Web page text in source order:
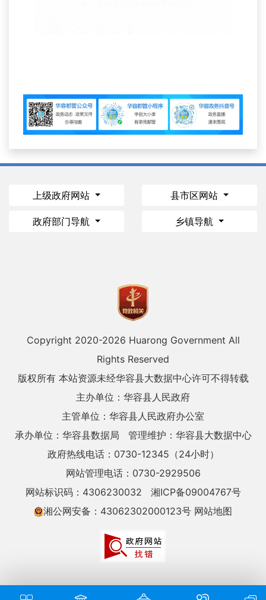
上级政府网站 县市区网站
政府部门导航 乡镇导航
Copyright 2020-2026 Huarong Government All
Rights Reserved
版权所有 本站资源未经华容县大数据中心许可不得转载
主办单位：华容县人民政府
主管单位：华容县人民政府办公室
承办单位：华容县数据局
管理维护：华容县大数据中心
政府热线电话：0730-12345（24小时）
网站管理电话：0730-2929506
网站标识码：4306230032
湘ICP备09004767号
湘公网安备：43062302000123号 网站地图